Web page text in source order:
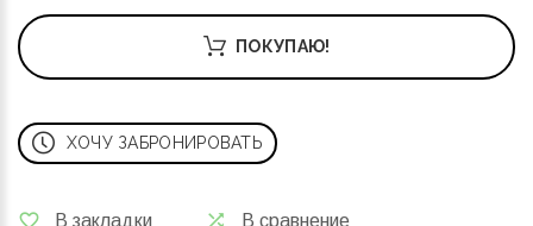
ПОКУПАЮ!
ХОЧУ ЗАБРОНИРОВАТЬ
В закладки В сравнение